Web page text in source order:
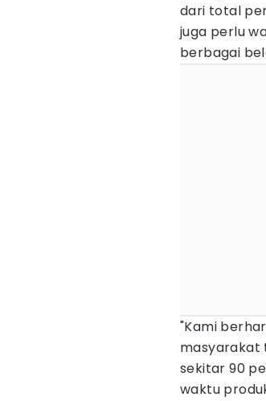
dari total
juga perlu
berbagai
"Kami
masyarakat
sekitar 90
waktu